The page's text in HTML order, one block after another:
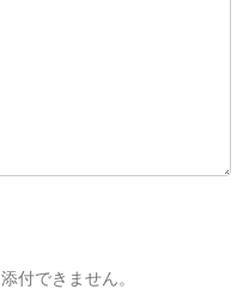
付できません。